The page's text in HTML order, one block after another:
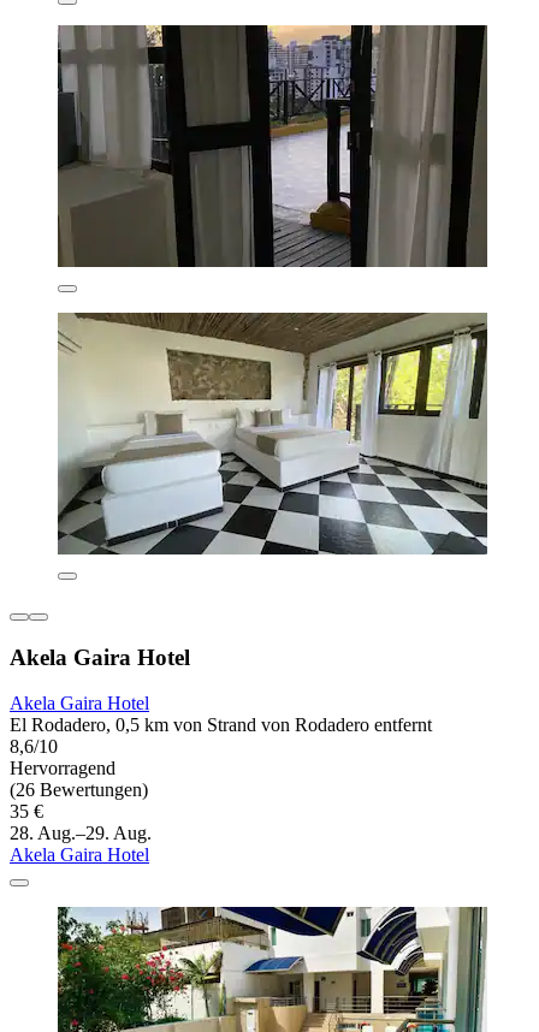
Akela Gaira Hotel
Akela Gaira Hotel
El Rodadero, 0,5 km von Strand von Rodadero entfernt
8,6/10
Hervorragend
(26 Bewertungen)
35 €
28. Aug.–29. Aug.
Akela Gaira Hotel